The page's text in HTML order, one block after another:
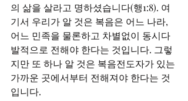
의 삶을 살라고 명하셨습니다(행1:8). 여
기서 우리가 알 것은 복음은 어느 나라,
어느 민족을 물론하고 차별없이 동시다
발적으로 전해야 한다는 것입니다. 그렇
지만 또 하나 알 것은 복음전도자가 있는
가까운 곳에서부터 전해져야 한다는 것
입니다.